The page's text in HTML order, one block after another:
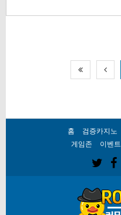
홈 검증카지노
게임존
이벤트